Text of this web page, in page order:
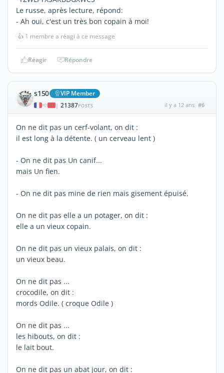
Le russe, après lecture, répond:
- Ah oui, c'est un très bon copain à moi!
👍 1 membre a réagi à ce message
Réagir Répondre
s150 VIP Member
| 21387POSTS il y a 12 ans #6
On ne dit pas un cerf-volant, on dit :
il est long à la détente. ( un cerveau lent )
- On ne dit pas Un canif...
mais Un fien.
- On ne dit pas mine de rien mais gisement épuisé.
On ne dit pas elle a un potager, on dit :
elle a un vieux copain.
On ne dit pas un vieux palais, on dit :
un vieux beau.
On ne dit pas ...
crocodile, on dit :
mords Odile. ( croque Odile )
On ne dit pas ...
les hibouts, on dit :
le lait bout.
On ne dit pas un abat jour, on dit :